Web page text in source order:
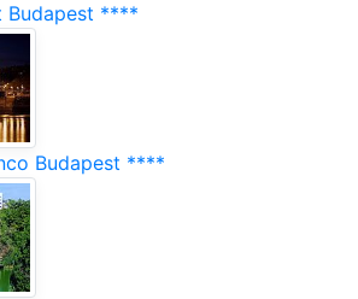
****
Budapest ****